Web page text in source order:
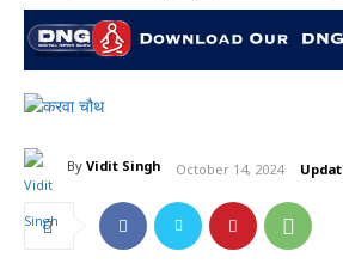
By Vidit Singh October 14, 2024